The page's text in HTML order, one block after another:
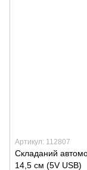
Артикул: 112807
Складаний
14,5 см (5V USB)